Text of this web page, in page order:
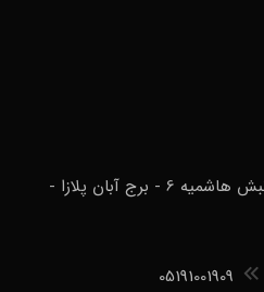
آدرس: مشهد - بلوار هاشمیه - نبش هاشمیه 6 - برج آبان پلازا -
05191001909